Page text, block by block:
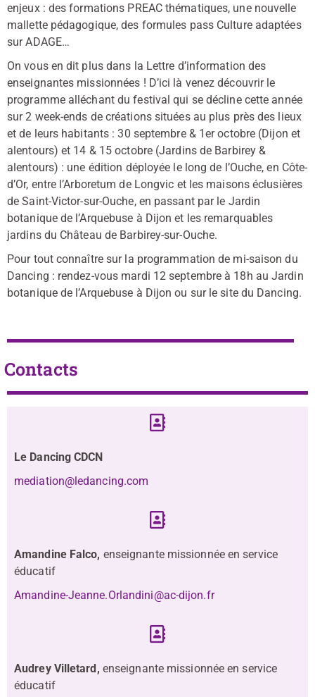
enjeux : des formations PREAC thématiques, une nouvelle
mallette pédagogique, des formules pass Culture adaptées
sur ADAGE…
On vous en dit plus dans la Lettre d’information des
enseignantes missionnées ! D’ici là venez découvrir le
programme alléchant du festival qui se décline cette année
sur 2 week-ends de créations situées au plus près des lieux
et de leurs habitants : 30 septembre & 1er octobre (Dijon et
alentours) et 14 & 15 octobre (Jardins de Barbirey &
alentours) : une édition déployée le long de l’Ouche, en Côte-
d’Or, entre l’Arboretum de Longvic et les maisons éclusières
de Saint-Victor-sur-Ouche, en passant par le Jardin
botanique de l’Arquebuse à Dijon et les remarquables
jardins du Château de Barbirey-sur-Ouche.
Pour tout connaître sur la programmation de mi-saison du
Dancing : rendez-vous mardi 12 septembre à 18h au Jardin
botanique de l’Arquebuse à Dijon ou sur le site du Dancing.
Contacts
Le Dancing CDCN
mediation@ledancing.com
Amandine Falco, enseignante missionnée en service
éducatif
Amandine-Jeanne.Orlandini@ac-dijon.fr
Audrey Villetard, enseignante missionnée en service
éducatif